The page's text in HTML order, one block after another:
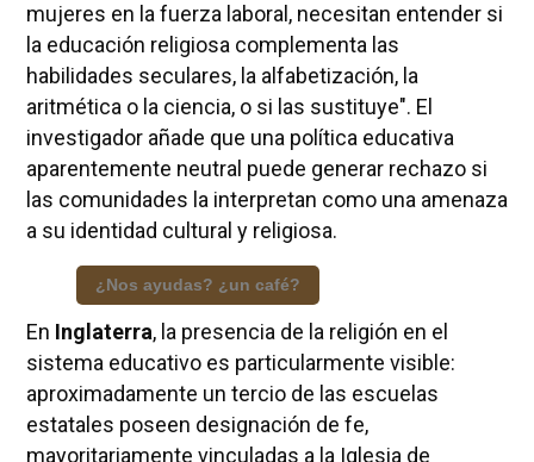
mujeres en la fuerza laboral, necesitan entender si
la educación religiosa complementa las
habilidades seculares, la alfabetización, la
aritmética o la ciencia, o si las sustituye". El
investigador añade que una política educativa
aparentemente neutral puede generar rechazo si
las comunidades la interpretan como una amenaza
a su identidad cultural y religiosa.
¿Nos ayudas? ¿un café?
En Inglaterra, la presencia de la religión en el
sistema educativo es particularmente visible:
aproximadamente un tercio de las escuelas
estatales poseen designación de fe,
mayoritariamente vinculadas a la Iglesia de